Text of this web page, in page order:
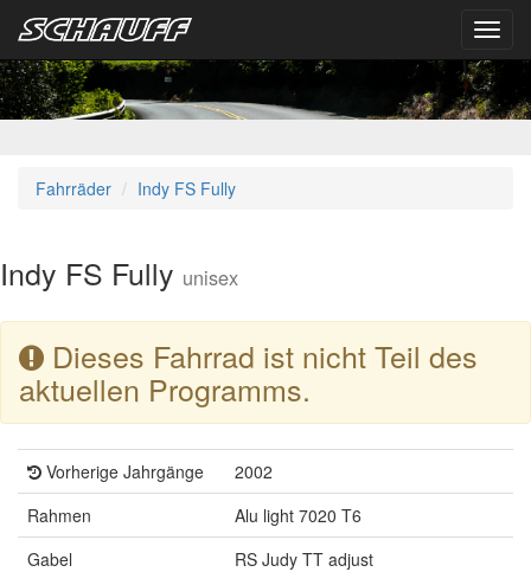
Fahrräder Indy FS Fully
Indy FS Fully unisex
Dieses Fahrrad ist nicht Teil des
aktuellen Programms.
Vorherige Jahrgänge
2002
Rahmen
Alu light 7020 T6
Gabel
RS Judy TT adjust